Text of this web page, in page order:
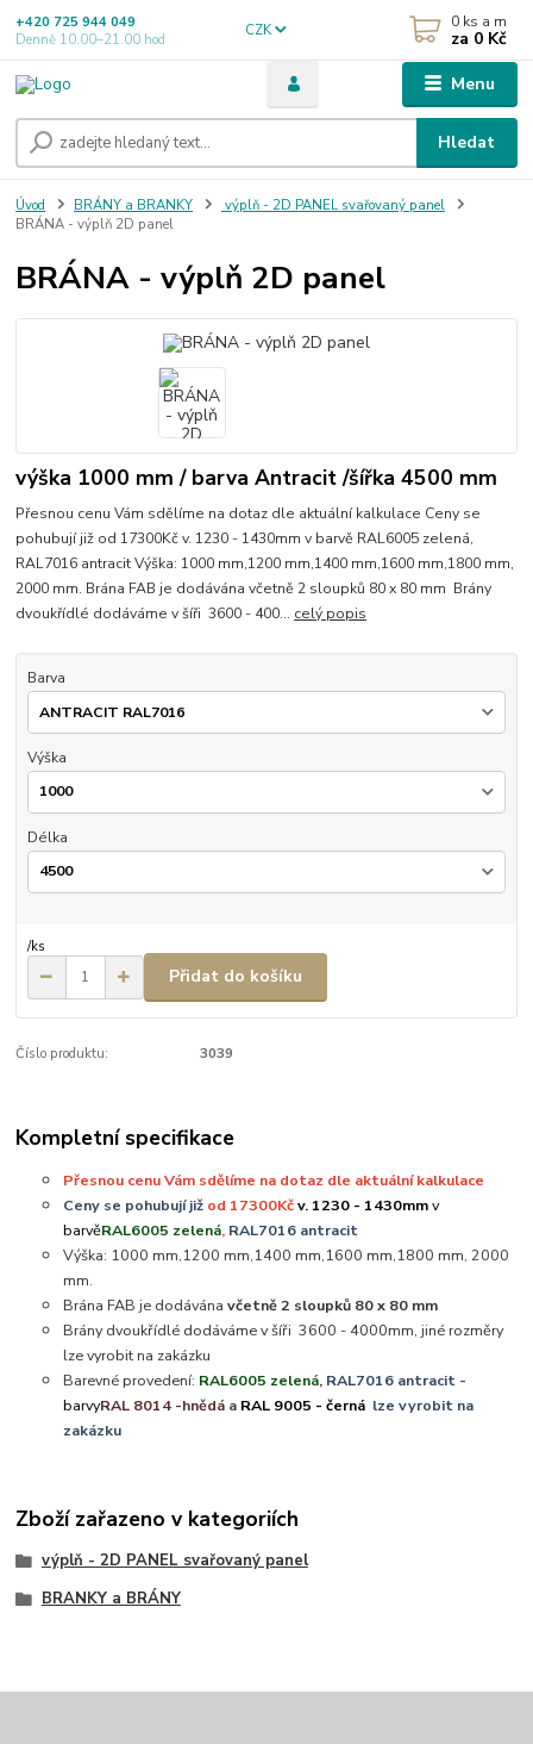
Menu
CZK
Hledat
+420 725 944 049
Denně 10.00–21.00 hod
0 ks a m
za 0 Kč
Úvod BRÁNY a BRANKY
výplň - 2D PANEL svařovaný panel
BRÁNA - výplň 2D panel
BRÁNA - výplň 2D panel
výška 1000 mm / barva Antracit /šířka 4500 mm
Přesnou cenu Vám sdělíme na dotaz dle aktuální kalkulace Ceny se
pohubují již od 17300Kč v. 1230 - 1430mm v barvě RAL6005 zelená,
RAL7016 antracit Výška: 1000 mm,1200 mm,1400 mm,1600 mm,1800 mm,
2000 mm. Brána FAB je dodávána včetně 2 sloupků 80 x 80 mm Brány
dvoukřídlé dodáváme v šíři 3600 - 400... celý popis
Barva
Výška
Délka
/ks
Přidat do košíku
Číslo produktu: 3039
Kompletní specifikace
Přesnou cenu Vám sdělíme na dotaz dle aktuální kalkulace
Ceny se pohubují již od 17300Kčv. 1230 - 1430mmv
barvěRAL6005 zelená, RAL7016 antracit
Výška: 1000 mm,1200 mm,1400 mm,1600 mm,1800 mm, 2000
mm.
Brána FAB je dodávánavčetně 2 sloupků 80 x 80 mm
Brány dvoukřídlé dodáváme v šíři 3600 - 4000mm, jiné rozměry
lze vyrobit na zakázku
Barevné provedení: RAL6005 zelená, RAL7016 antracit -
barvyRAL 8014 -hnědá a RAL 9005 - černá lze vyrobit na
zakázku
Zboží zařazeno v kategoriích
výplň - 2D PANEL svařovaný panel
BRANKY a BRÁNY